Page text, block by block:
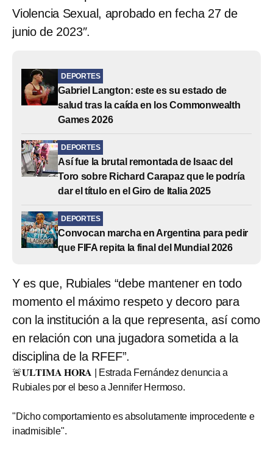
Violencia Sexual, aprobado en fecha 27 de
junio de 2023″.
DEPORTES
Gabriel Langton: este es su estado de
salud tras la caída en los Commonwealth
Games 2026
DEPORTES
Así fue la brutal remontada de Isaac del
Toro sobre Richard Carapaz que le podría
dar el título en el Giro de Italia 2025
DEPORTES
Convocan marcha en Argentina para pedir
que FIFA repita la final del Mundial 2026
Y es que, Rubiales “debe mantener en todo
momento el máximo respeto y decoro para
con la institución a la que representa, así como
en relación con una jugadora sometida a la
disciplina de la RFEF”.
🚨𝐔́𝐋𝐓𝐈𝐌𝐀 𝐇𝐎𝐑𝐀 | Estrada Fernández denuncia a
Rubiales por el beso a Jennifer Hermoso.
"Dicho comportamiento es absolutamente improcedente e
inadmisible".